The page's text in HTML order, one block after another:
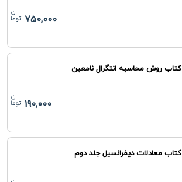
750,000
کتاب روش محاسبه انتگرال نامعین
190,000
کتاب معادلات دیفرانسیل جلد دوم